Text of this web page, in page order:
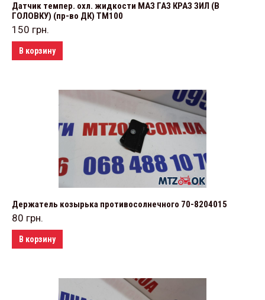
Датчик темпер. охл. жидкости МАЗ ГАЗ КРАЗ ЗИЛ (В
ГОЛОВКУ) (пр-во ДК) ТМ100
150 грн.
В корзину
Держатель козырька противосолнечного 70-8204015
80 грн.
В корзину